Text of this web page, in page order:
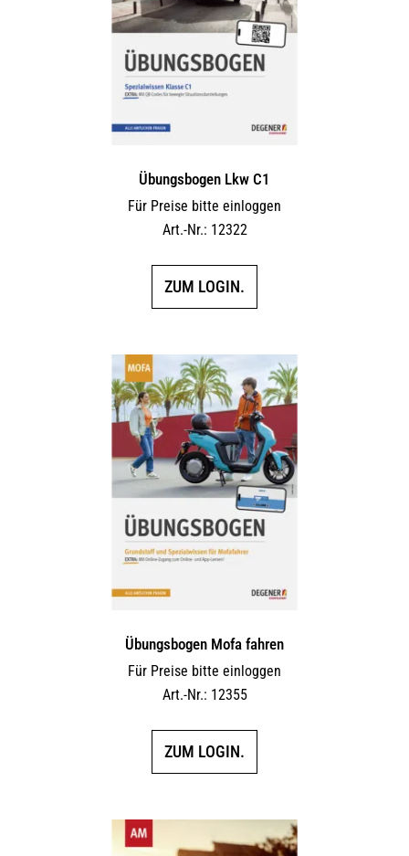
Übungsbogen Lkw C1
Für Preise bitte einloggen
Art.-Nr.: 12322
ZUM LOGIN.
Übungsbogen Mofa fahren
Für Preise bitte einloggen
Art.-Nr.: 12355
ZUM LOGIN.